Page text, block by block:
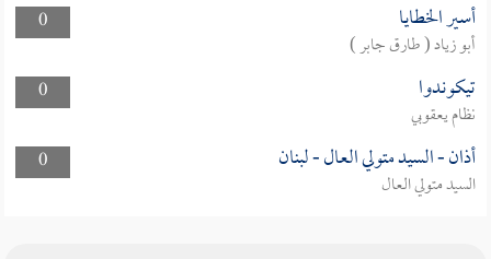
0
أسير الخطايا
أبو زياد ( طارق جابر )
0
تيكوندوا
نظام يعقوبي
0
أذان - السيد متولي العال - لبنان
السيد متولي العال